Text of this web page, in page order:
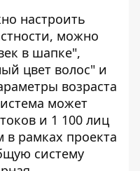
настроить
можно
в шапке",
цвет волос" и
возраста
может
и 1 100 лиц
в рамках проекта
систему